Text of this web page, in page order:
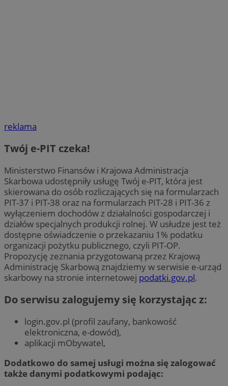
reklama
Twój e-PIT czeka!
Ministerstwo Finansów i Krajowa Administracja
Skarbowa udostępniły usługę Twój e-PIT, która jest
skierowana do osób rozliczających się na formularzach
PIT-37 i PIT-38 oraz na formularzach PIT-28 i PIT-36 z
wyłączeniem dochodów z działalności gospodarczej i
działów specjalnych produkcji rolnej. W usłudze jest też
dostępne oświadczenie o przekazaniu 1% podatku
organizacji pożytku publicznego, czyli PIT-OP.
Propozycję zeznania przygotowaną przez Krajową
Administrację Skarbową znajdziemy w serwisie e-urząd
skarbowy na stronie internetowej podatki.gov.pl.
Do serwisu zalogujemy się korzystając z:
login.gov.pl (profil zaufany, bankowość
elektroniczna, e-dowód),
aplikacji mObywatel,
Dodatkowo do samej usługi można się zalogować
także danymi podatkowymi podając: